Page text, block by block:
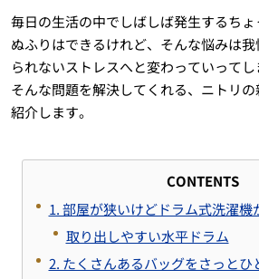
毎日の生活の中でしばしば発生するち
ぬふりはできるけれど、そんな悩みは
られないストレスへと変わっていって
そんな問題を解決してくれる、ニトリ
紹介します。
CONTENTS
1. 部屋が狭いけどドラム式洗濯機
取り出しやすい水平ドラム
2. たくさんあるバッグをさっとひ